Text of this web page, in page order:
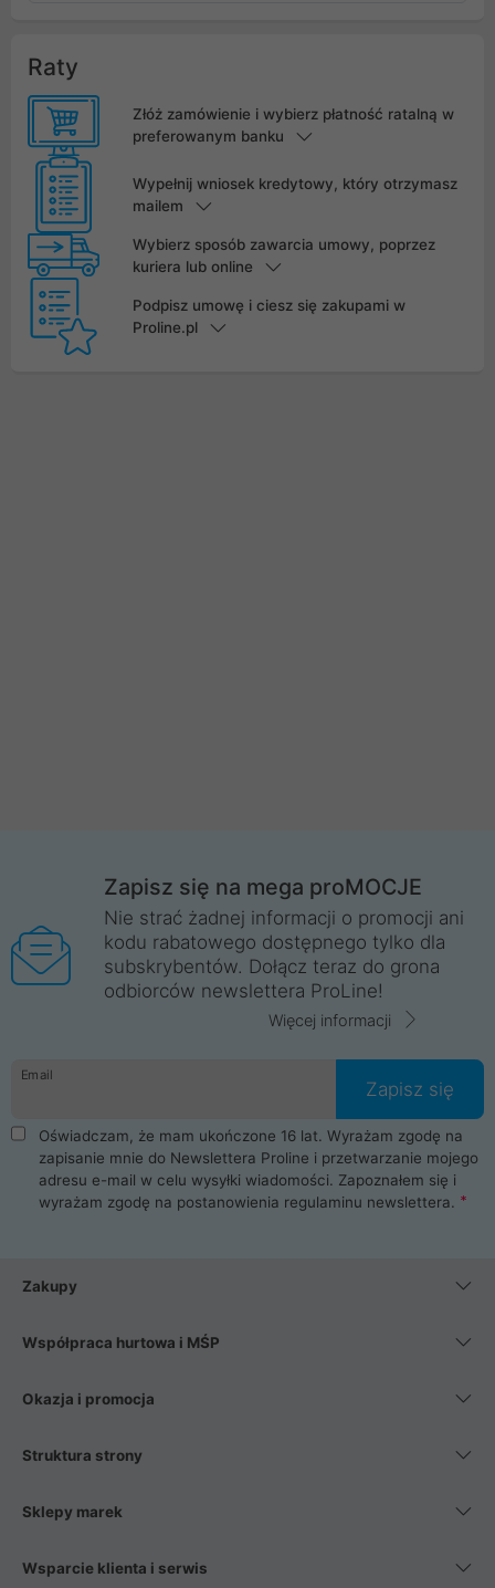
Raty
Złóż zamówienie i wybierz płatność ratalną w
preferowanym banku
Wypełnij wniosek kredytowy, który otrzymasz
mailem
Wybierz sposób zawarcia umowy, poprzez
kuriera lub online
Podpisz umowę i ciesz się zakupami w
Proline.pl
Zapisz się na mega proMOCJE
Nie strać żadnej informacji o promocji ani
kodu rabatowego dostępnego tylko dla
subskrybentów. Dołącz teraz do grona
odbiorców newslettera ProLine!
Więcej informacji
Email
Zapisz się
Oświadczam, że mam ukończone 16 lat. Wyrażam zgodę na
zapisanie mnie do Newslettera Proline i przetwarzanie mojego
adresu e-mail w celu wysyłki wiadomości. Zapoznałem się i
wyrażam zgodę na postanowienia regulaminu newslettera.
Zakupy
Współpraca hurtowa i MŚP
Okazja i promocja
Struktura strony
Sklepy marek
Wsparcie klienta i serwis